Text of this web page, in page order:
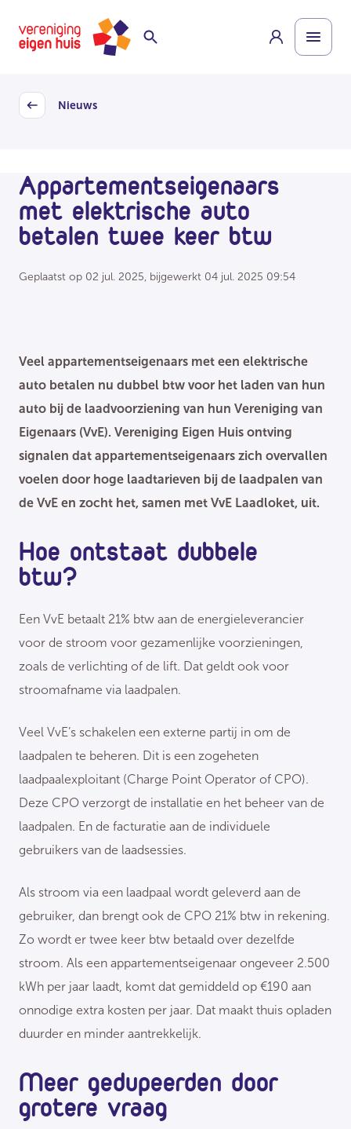
naar
hoofdinhoud
Homepage
Back
Nieuws
Appartementseigenaars
met elektrische auto
betalen twee keer btw
Geplaatst op 02 jul. 2025, bijgewerkt 04 jul. 2025 09:54
Veel appartementseigenaars met een elektrische
auto betalen nu dubbel btw voor het laden van hun
auto bij de laadvoorziening van hun Vereniging van
Eigenaars (VvE). Vereniging Eigen Huis ontving
signalen dat appartementseigenaars zich overvallen
voelen door hoge laadtarieven bij de laadpalen van
de VvE en zocht het, samen met VvE Laadloket, uit.
Hoe ontstaat dubbele
btw?
Een VvE betaalt 21% btw aan de energieleverancier
voor de stroom voor gezamenlijke voorzieningen,
zoals de verlichting of de lift. Dat geldt ook voor
stroomafname via laadpalen.
Veel VvE’s schakelen een externe partij in om de
laadpalen te beheren. Dit is een zogeheten
laadpaalexploitant (Charge Point Operator of CPO).
Deze CPO verzorgt de installatie en het beheer van de
laadpalen. En de facturatie aan de individuele
gebruikers van de laadsessies.
Als stroom via een laadpaal wordt geleverd aan de
gebruiker, dan brengt ook de CPO 21% btw in rekening.
Zo wordt er twee keer btw betaald over dezelfde
stroom. Als een appartementseigenaar ongeveer 2.500
kWh per jaar laadt, komt dat gemiddeld op €190 aan
onnodige extra kosten per jaar. Dat maakt thuis opladen
duurder en minder aantrekkelijk.
Meer gedupeerden door
grotere vraag